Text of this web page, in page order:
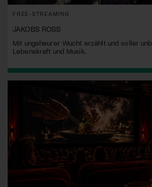
FREE-STREAMING
JAKOBS ROSS
Mit ungeheurer Wucht erzählt und voller
Lebenskraft und Musik.